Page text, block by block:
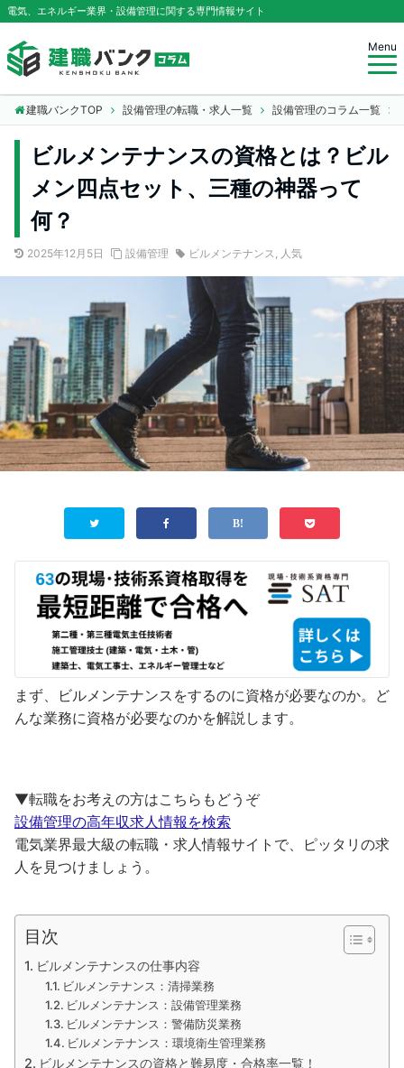
電気、エネルギー業界・設備管理に関する専門情報サイト
Menu
建職バンクTOP 設備管理の転職・求人一覧 設備管理のコラム一覧
ビルメンテナンスの資格とは？ビル
メン四点セット、三種の神器って
何？
2025年12月5日 設備管理 ビルメンテナンス, 人気
まず、ビルメンテナンスをするのに資格が必要なのか。ど
んな業務に資格が必要なのかを解説します。
▼転職をお考えの方はこちらもどうぞ
設備管理の高年収求人情報を検索
電気業界最大級の転職・求人情報サイトで、ピッタリの求
人を見つけましょう。
目次
ビルメンテナンスの仕事内容
ビルメンテナンス：清掃業務
ビルメンテナンス：設備管理業務
ビルメンテナンス：警備防災業務
ビルメンテナンス：環境衛生管理業務
ビルメンテナンスの資格と難易度・合格率一覧！